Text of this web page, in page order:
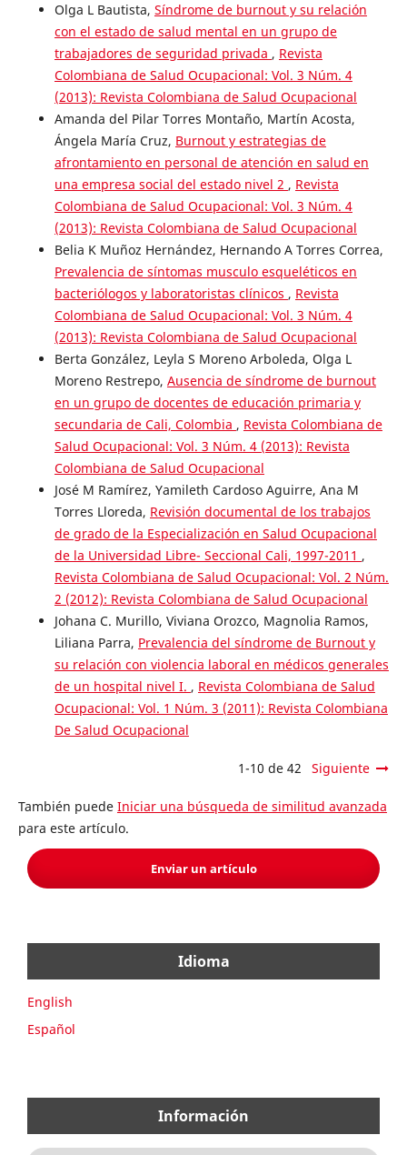
Olga L Bautista, Síndrome de burnout y su relación
con el estado de salud mental en un grupo de
trabajadores de seguridad privada , Revista
Colombiana de Salud Ocupacional: Vol. 3 Núm. 4
(2013): Revista Colombiana de Salud Ocupacional
Amanda del Pilar Torres Montaño, Martín Acosta,
Ángela María Cruz, Burnout y estrategias de
afrontamiento en personal de atención en salud en
una empresa social del estado nivel 2 , Revista
Colombiana de Salud Ocupacional: Vol. 3 Núm. 4
(2013): Revista Colombiana de Salud Ocupacional
Belia K Muñoz Hernández, Hernando A Torres Correa,
Prevalencia de síntomas musculo esqueléticos en
bacteriólogos y laboratoristas clínicos , Revista
Colombiana de Salud Ocupacional: Vol. 3 Núm. 4
(2013): Revista Colombiana de Salud Ocupacional
Berta González, Leyla S Moreno Arboleda, Olga L
Moreno Restrepo, Ausencia de síndrome de burnout
en un grupo de docentes de educación primaria y
secundaria de Cali, Colombia , Revista Colombiana de
Salud Ocupacional: Vol. 3 Núm. 4 (2013): Revista
Colombiana de Salud Ocupacional
José M Ramírez, Yamileth Cardoso Aguirre, Ana M
Torres Lloreda, Revisión documental de los trabajos
de grado de la Especialización en Salud Ocupacional
de la Universidad Libre- Seccional Cali, 1997-2011 ,
Revista Colombiana de Salud Ocupacional: Vol. 2 Núm.
2 (2012): Revista Colombiana de Salud Ocupacional
Johana C. Murillo, Viviana Orozco, Magnolia Ramos,
Liliana Parra, Prevalencia del síndrome de Burnout y
su relación con violencia laboral en médicos generales
de un hospital nivel I. , Revista Colombiana de Salud
Ocupacional: Vol. 1 Núm. 3 (2011): Revista Colombiana
De Salud Ocupacional
1-10 de 42 Siguiente
También puede Iniciar una búsqueda de similitud avanzada
para este artículo.
Enviar un artículo
Idioma
English
Español
Información